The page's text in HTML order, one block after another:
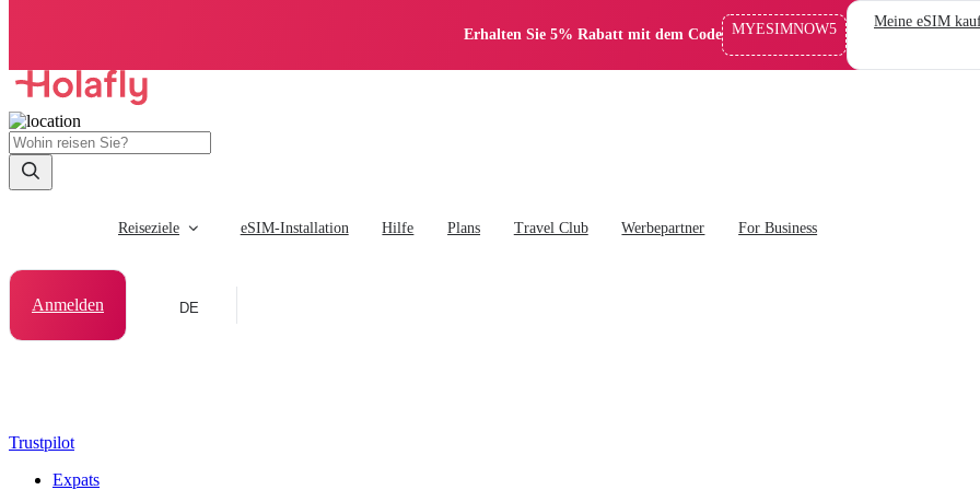
Erhalten Sie 5% Rabatt mit dem Code MYESIMNOW5 Meine eSIM
Reiseziele eSIM-Installation Hilfe Plans Travel Club Werbepartner For Business
Anmelden DE
Trustpilot
Expats